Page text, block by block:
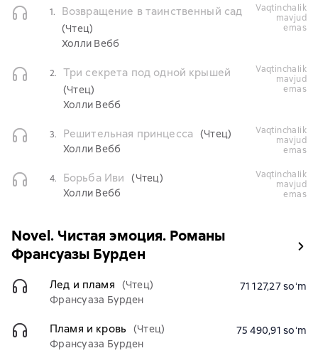
1. Возвращение в таинственный сад
(Чтец)
Холли Вебб
vaqtinchalik
mavjud
emas
2. Три секрета под одной крышей
(Чтец)
Холли Вебб
vaqtinchalik
mavjud
emas
3. Решительная принцесса
(Чтец)
Холли Вебб
vaqtinchalik
mavjud
emas
4. Борьба Иви
(Чтец)
Холли Вебб
vaqtinchalik
mavjud
emas
Novel. Чистая эмоция. Романы
Франсуазы Бурден
Лед и пламя
(Чтец)
Франсуаза Бурден
71 127,27 soʻm
Пламя и кровь
(Чтец)
Франсуаза Бурден
75 490,91 soʻm